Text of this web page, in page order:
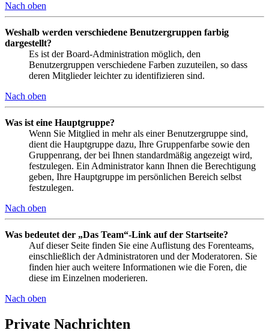
Nach oben
Weshalb werden verschiedene Benutzergruppen farbig
dargestellt?
Es ist der Board-Administration möglich, den
Benutzergruppen verschiedene Farben zuzuteilen, so dass
deren Mitglieder leichter zu identifizieren sind.
Nach oben
Was ist eine Hauptgruppe?
Wenn Sie Mitglied in mehr als einer Benutzergruppe sind,
dient die Hauptgruppe dazu, Ihre Gruppenfarbe sowie den
Gruppenrang, der bei Ihnen standardmäßig angezeigt wird,
festzulegen. Ein Administrator kann Ihnen die Berechtigung
geben, Ihre Hauptgruppe im persönlichen Bereich selbst
festzulegen.
Nach oben
Was bedeutet der „Das Team“-Link auf der Startseite?
Auf dieser Seite finden Sie eine Auflistung des Forenteams,
einschließlich der Administratoren und der Moderatoren. Sie
finden hier auch weitere Informationen wie die Foren, die
diese im Einzelnen moderieren.
Nach oben
Private Nachrichten